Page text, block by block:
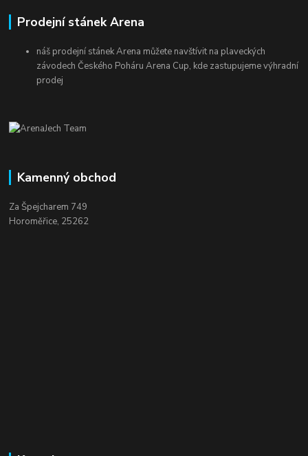
Prodejní stánek Arena
náš prodejní stánek Arena můžete navštívit na plaveckých
závodech Českého Poháru Arena Cup, kde zastupujeme výhradní
prodej
Kamenný obchod
Za Špejcharem 749
Horoměřice, 25262